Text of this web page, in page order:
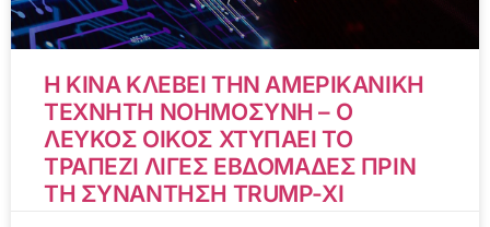
Η ΚΙΝΑ ΚΛΕΒΕΙ ΤΗΝ ΑΜΕΡΙΚΑΝΙΚΗ
ΤΕΧΝΗΤΗ ΝΟΗΜΟΣΥΝΗ – Ο
ΛΕΥΚΟΣ ΟΙΚΟΣ ΧΤΥΠΑΕΙ ΤΟ
ΤΡΑΠΕΖΙ ΛΙΓΕΣ ΕΒΔΟΜΑΔΕΣ ΠΡΙΝ
ΤΗ ΣΥΝΑΝΤΗΣΗ TRUMP-XI